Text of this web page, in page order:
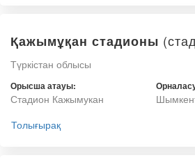
Қажымұқан стадионы
Түркістан облысы
Орысша атауы:
Стадион Кажымукан
Толығырақ